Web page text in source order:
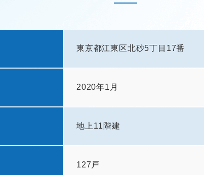
東京都江東区北砂5丁目17番
2020年1月
地上11階建
127戸